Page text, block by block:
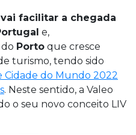
vai facilitar a chegada
e,
Porto que cresce
turismo, tendo sido
Cidade do Mundo 2022
. Neste sentido, a Valeo
o seu novo conceito LIV